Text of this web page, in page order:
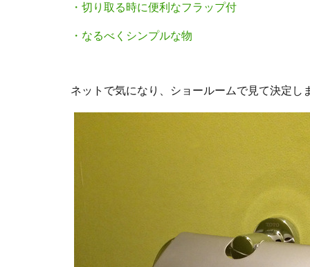
・切り取る時に便利なフラップ付
・なるべくシンプルな物
ネットで気になり、ショールームで見て決定し